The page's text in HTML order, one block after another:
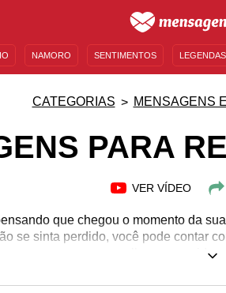
NAMORO SENTIMENTOS LEGENDAS
CATEGORIAS MENSAGENS
PARA
VER VÍDEO
que chegou o momento da
se sinta perdido, você pode contar
melhor que a vida